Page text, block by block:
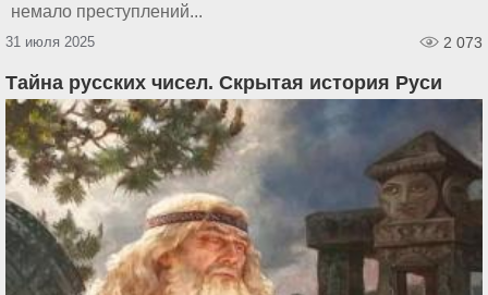
немало преступлений...
31 июля 2025 2 073
Тайна русских чисел. Скрытая история Руси